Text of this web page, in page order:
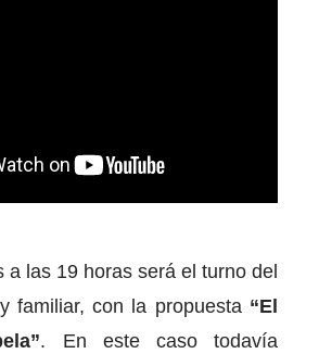
a las 19 horas será el turno del
familiar, con la propuesta“El
. En este caso todavía